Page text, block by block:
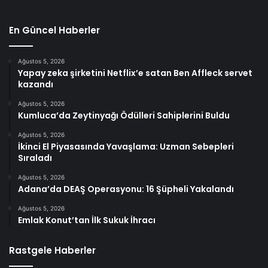
En Güncel Haberler
Ağustos 5, 2026
Yapay zeka şirketini Netflix’e satan Ben Affleck servet
kazandı
Ağustos 5, 2026
Kumluca’da Zeytinyağı Ödülleri Sahiplerini Buldu
Ağustos 5, 2026
İkinci El Piyasasında Yavaşlama: Uzman Sebepleri
Sıraladı
Ağustos 5, 2026
Adana’da DEAŞ Operasyonu: 16 Şüpheli Yakalandı
Ağustos 5, 2026
Emlak Konut’tan İlk Sukuk İhracı
Rastgele Haberler